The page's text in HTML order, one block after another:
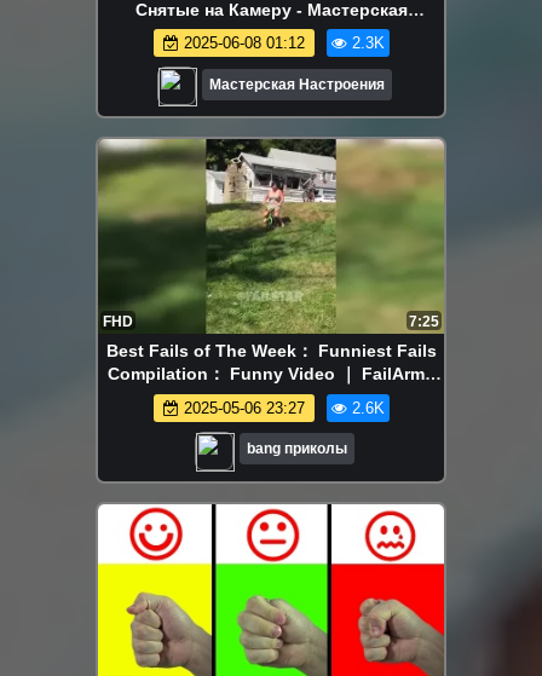
Снятые на Камеру - Мастерская
Настроения
2025-06-08 01:12 2.3K
Мастерская Настроения
FHD 7:25
Best Fails of The Week： Funniest Fails
Compilation： Funny Video ｜ FailArmy
part - 42
2025-05-06 23:27 2.6K
bang приколы